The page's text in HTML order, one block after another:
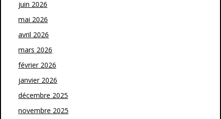
juin 2026
mai 2026
avril 2026
mars 2026
février 2026
janvier 2026
décembre 2025
novembre 2025